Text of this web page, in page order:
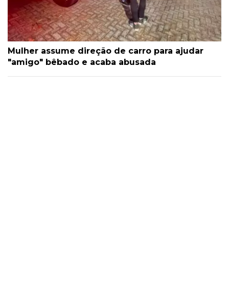
Mulher assume direção de carro para ajudar
"amigo" bêbado e acaba abusada